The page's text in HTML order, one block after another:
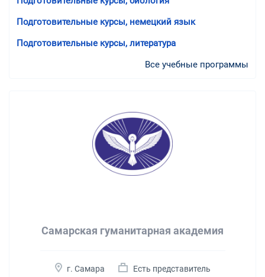
Подготовительные курсы, немецкий язык
Подготовительные курсы, литература
Все учебные программы
Самарская гуманитарная академия
г. Самара Есть представитель